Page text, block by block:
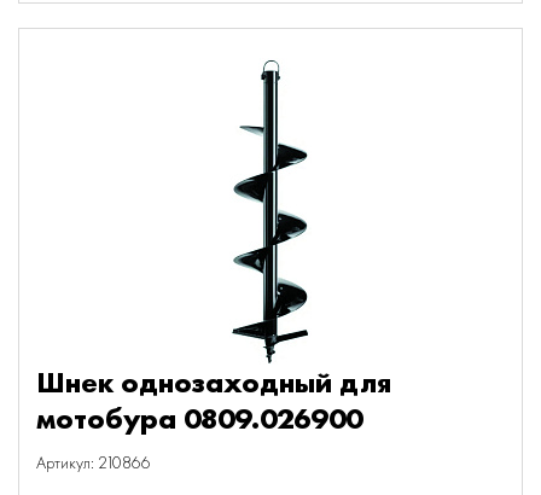
Шнек однозаходный для
мотобура 0809.026900
Артикул: 210866